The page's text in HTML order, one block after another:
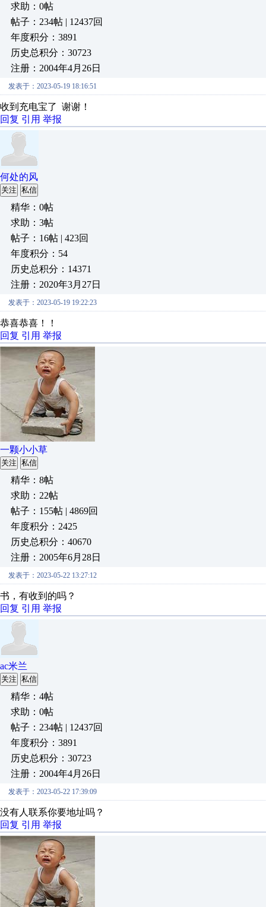
求助：0帖
帖子：234帖 | 12437回
年度积分：3891
历史总积分：30723
注册：2004年4月26日
发表于：2023-05-19 18:16:51
收到充电宝了 谢谢！
回复 引用 举报
何处的风
关注 私信
精华：0帖
求助：3帖
帖子：16帖 | 423回
年度积分：54
历史总积分：14371
注册：2020年3月27日
发表于：2023-05-19 19:22:23
恭喜恭喜！！
回复 引用 举报
一颗小小草
关注 私信
精华：8帖
求助：22帖
帖子：155帖 | 4869回
年度积分：2425
历史总积分：40670
注册：2005年6月28日
发表于：2023-05-22 13:27:12
书， 有收到的吗？
回复 引用 举报
ac米兰
关注 私信
精华：4帖
求助：0帖
帖子：234帖 | 12437回
年度积分：3891
历史总积分：30723
注册：2004年4月26日
发表于：2023-05-22 17:39:09
没有人联系你要地址吗？
回复 引用 举报